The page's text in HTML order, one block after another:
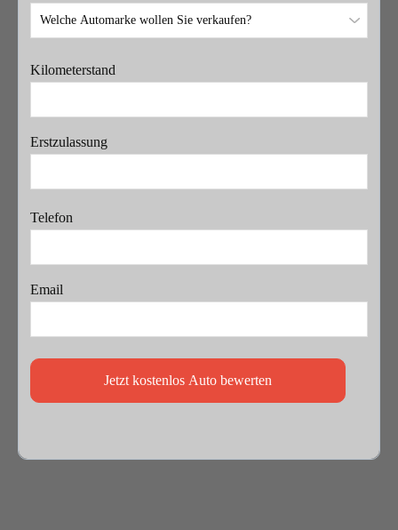
Kilometerstand
Erstzulassung
Telefon
Email
Jetzt kostenlos Auto bewerten